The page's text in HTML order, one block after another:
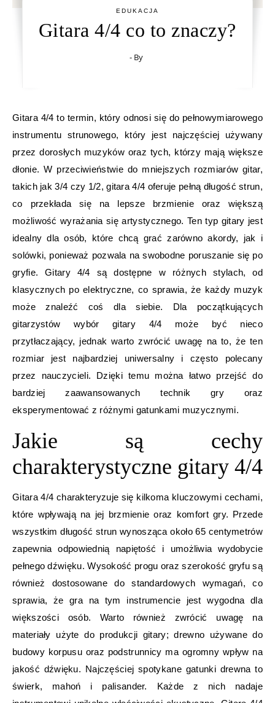
EDUKACJA
Gitara 4/4 co to znaczy?
- By
Gitara 4/4 to termin, który odnosi się do pełnowymiarowego
instrumentu strunowego, który jest najczęściej używany
przez dorosłych muzyków oraz tych, którzy mają większe
dłonie. W przeciwieństwie do mniejszych rozmiarów gitar,
takich jak 3/4 czy 1/2, gitara 4/4 oferuje pełną długość strun,
co przekłada się na lepsze brzmienie oraz większą
możliwość wyrażania się artystycznego. Ten typ gitary jest
idealny dla osób, które chcą grać zarówno akordy, jak i
solówki, ponieważ pozwala na swobodne poruszanie się po
gryfie. Gitary 4/4 są dostępne w różnych stylach, od
klasycznych po elektryczne, co sprawia, że każdy muzyk
może znaleźć coś dla siebie. Dla początkujących
gitarzystów wybór gitary 4/4 może być nieco
przytłaczający, jednak warto zwrócić uwagę na to, że ten
rozmiar jest najbardziej uniwersalny i często polecany
przez nauczycieli. Dzięki temu można łatwo przejść do
bardziej zaawansowanych technik gry oraz
eksperymentować z różnymi gatunkami muzycznymi.
Jakie są cechy
charakterystyczne gitary 4/4
Gitara 4/4 charakteryzuje się kilkoma kluczowymi cechami,
które wpływają na jej brzmienie oraz komfort gry. Przede
wszystkim długość strun wynosząca około 65 centymetrów
zapewnia odpowiednią napiętość i umożliwia wydobycie
pełnego dźwięku. Wysokość progu oraz szerokość gryfu są
również dostosowane do standardowych wymagań, co
sprawia, że gra na tym instrumencie jest wygodna dla
większości osób. Warto również zwrócić uwagę na
materiały użyte do produkcji gitary; drewno używane do
budowy korpusu oraz podstrunnicy ma ogromny wpływ na
jakość dźwięku. Najczęściej spotykane gatunki drewna to
świerk, mahoń i palisander. Każde z nich nadaje